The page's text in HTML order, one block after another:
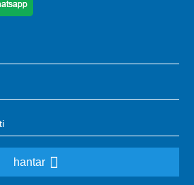
hantar